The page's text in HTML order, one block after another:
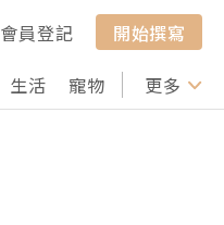
會員登記
開始撰寫
生活 寵物 行山 打卡
更多